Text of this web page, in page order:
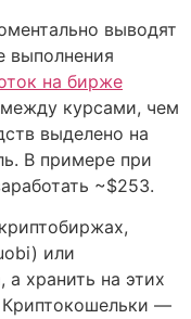
выводят
выполнения
на бирже
курсами, чем
выделено на
В примере при
~$253.
или
а хранить на этих
—